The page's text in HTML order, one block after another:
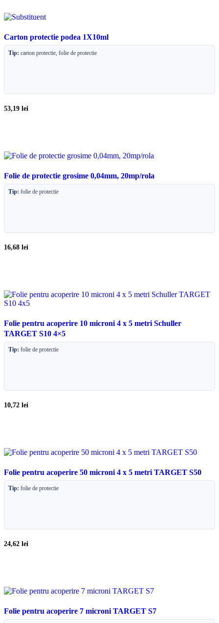
Carton protectie podea 1X10ml
Tip: carton protectie, folie de protectie
53,19 lei
Folie de protectie grosime 0,04mm, 20mp/rola
Tip: folie de protectie
16,68 lei
Folie pentru acoperire 10 microni 4 x 5 metri Schuller
TARGET S10 4×5
Tip: folie de protectie
10,72 lei
Folie pentru acoperire 50 microni 4 x 5 metri TARGET S50
Tip: folie de protectie
24,62 lei
Folie pentru acoperire 7 microni TARGET S7